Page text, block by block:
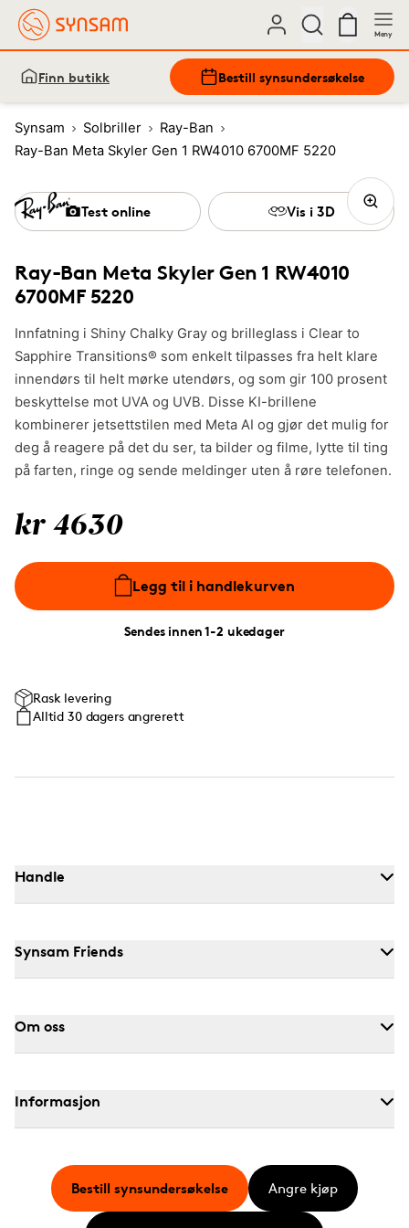
Meny
Finn butikk Bestill synsundersøkelse
Synsam Solbriller
Ray-Ban
Ray-Ban Meta Skyler Gen 1 RW4010 6700MF 5220
Ray-Ban Meta Skyler Gen 1 RW4010
6700MF 5220
Innfatning i Shiny Chalky Gray og brilleglass i Clear to
Sapphire Transitions® som enkelt tilpasses fra helt klare
innendørs til helt mørke utendørs, og som gir 100 prosent
beskyttelse mot UVA og UVB. Disse KI-brillene
kombinerer jetsettstilen med Meta AI og gjør det mulig for
deg å reagere på det du ser, ta bilder og filme, lytte til ting
på farten, ringe og sende meldinger uten å røre telefonen.
kr 4630
Legg til i handlekurven
Sendes innen 1-2 ukedager
Test online Vis i 3D
Rask levering
Alltid 30 dagers angrerett
Handle
Synsam Friends
Om oss
Informasjon
Bestill synsundersøkelse Angre kjøp